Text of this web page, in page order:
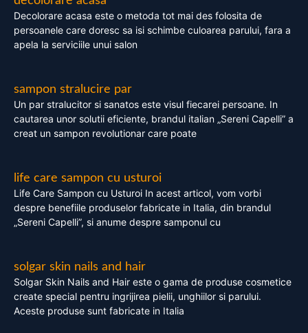
Decolorare acasa este o metoda tot mai des folosita de
persoanele care doresc sa isi schimbe culoarea parului, fara a
apela la serviciile unui salon
sampon stralucire par
Un par stralucitor si sanatos este visul fiecarei persoane. In
cautarea unor solutii eficiente, brandul italian „Sereni Capelli” a
creat un sampon revolutionar care poate
life care sampon cu usturoi
Life Care Sampon cu Usturoi In acest articol, vom vorbi
despre benefiile produselor fabricate in Italia, din brandul
„Sereni Capelli”, si anume despre samponul cu
solgar skin nails and hair
Solgar Skin Nails and Hair este o gama de produse cosmetice
create special pentru ingrijirea pielii, unghiilor si parului.
Aceste produse sunt fabricate in Italia